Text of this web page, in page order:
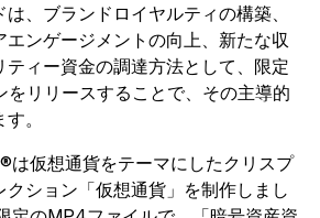
、ブランドロイヤルティの構築、
エンゲージメントの向上、新たな収
ティー資金の調達方法として、限定
をリリースすることで、その主導的
。
は仮想通貨をテーマにしたクリスプ
クション 「仮想通貨」を制作しまし